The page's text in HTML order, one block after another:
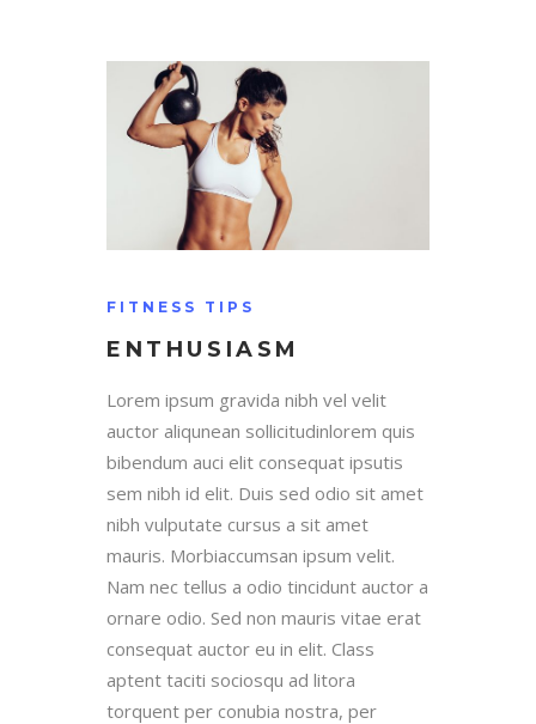
FITNESS TIPS
ENTHUSIASM
Lorem ipsum gravida nibh vel velit
auctor aliqunean sollicitudinlorem quis
bibendum auci elit consequat ipsutis
sem nibh id elit. Duis sed odio sit amet
nibh vulputate cursus a sit amet
mauris. Morbiaccumsan ipsum velit.
Nam nec tellus a odio tincidunt auctor a
ornare odio. Sed non mauris vitae erat
consequat auctor eu in elit. Class
aptent taciti sociosqu ad litora
torquent per conubia nostra, per